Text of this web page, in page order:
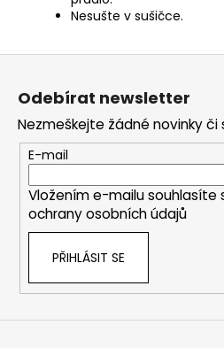
Nesušte v sušičce.
Z
Odebírat newsletter
Nezmeškejte žádné novinky či
E-mail
Vložením e-mailu souhlasíte
ochrany osobních údajů
PŘIHLÁSIT SE